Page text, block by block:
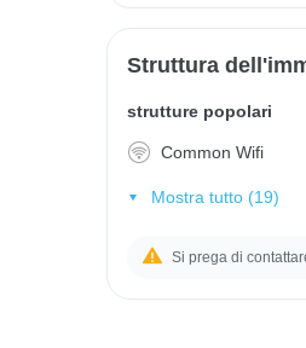
Struttura
strutture popolari
Common Wifi
Mostra tutto (19)
Si prega di